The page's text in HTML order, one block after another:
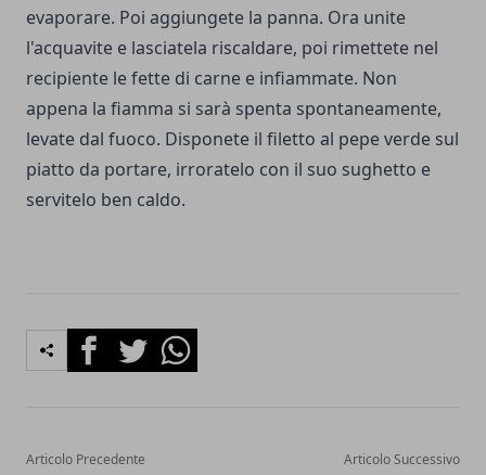
evaporare. Poi aggiungete la panna. Ora unite
l'acquavite e lasciatela riscaldare, poi rimettete nel
recipiente le fette di carne e infiammate. Non
appena la fiamma si sarà spenta spontaneamente,
levate dal fuoco. Disponete il filetto al pepe verde sul
piatto da portare, irroratelo con il suo sughetto e
servitelo ben caldo.
FacebookTwitterWhatsapp
Articolo Precedente Articolo Successivo